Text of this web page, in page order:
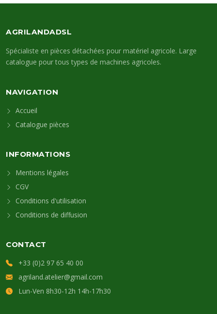
AGRILANDADSL
Spécialiste en pièces détachées pour matériel agricole. Large
catalogue pour tous types de machines agricoles.
NAVIGATION
Accueil
Catalogue pièces
INFORMATIONS
Mentions légales
CGV
Conditions d'utilisation
Conditions de diffusion
CONTACT
+33 (0)2 97 65 40 00
agriland.atelier@gmail.com
Lun-Ven 8h30-12h 14h-17h30